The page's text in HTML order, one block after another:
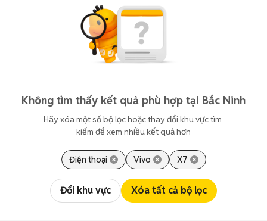
Không tìm thấy kết quả phù hợp tại Bắc Ninh
Hãy xóa một số bộ lọc hoặc thay đổi khu vực tìm
kiếm để xem nhiều kết quả hơn
Điện thoại Vivo X7
Đổi khu vực Xóa tất cả bộ lọc